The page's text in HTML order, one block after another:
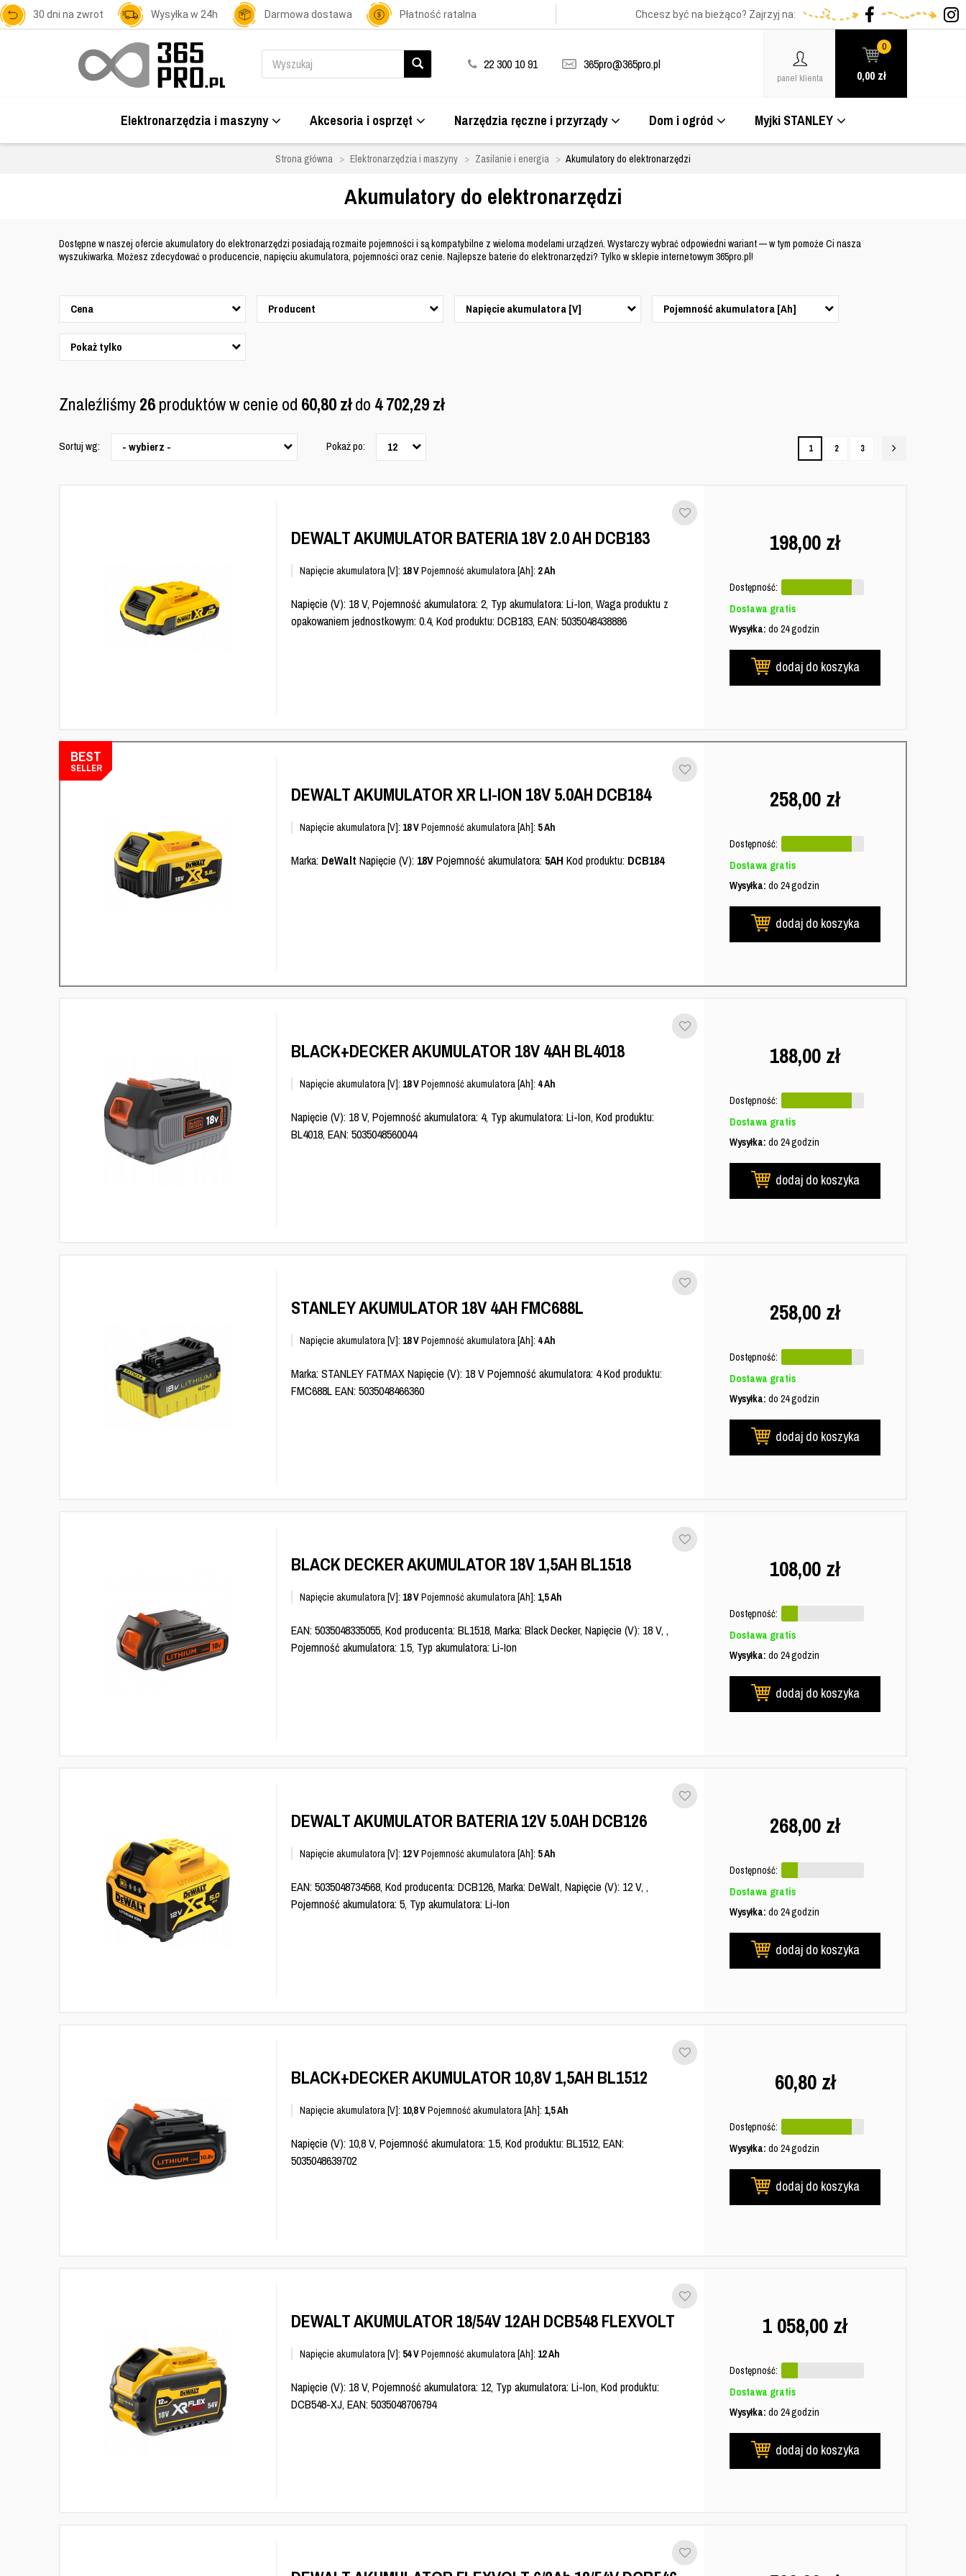
30 dni na zwrot Wysyłka w 24h Darmowa dostawa Płatność ratalna Chcesz być na bieżąco? Zajrzyj na:
22 300 10 91 365pro@365pro.pl
panel klienta
0
0,00 zł
Elektronarzędzia i maszyny Akcesoria i osprzęt Narzędzia ręczne i przyrządy Dom i ogród Myjki STANLEY
Strona główna Elektronarzędzia i maszyny Zasilanie i energia Akumulatory do elektronarzędzi
Akumulatory do elektronarzędzi
Dostępne w naszej ofercie akumulatory do elektronarzędzi posiadają rozmaite pojemności i są kompatybilne z wieloma modelami urządzeń. Wystarczy wybrać odpowiedni wariant — w tym pomoże Ci nasza
wyszukiwarka. Możesz zdecydować o producencie, napięciu akumulatora, pojemności oraz cenie. Najlepsze baterie do elektronarzędzi? Tylko w sklepie internetowym 365pro.pl!
Cena Producent Napięcie akumulatora [V] Pojemność akumulatora [Ah]
Pokaż tylko
Znaleźliśmy26produktów w cenie od 60,80złdo 4 702,29zł
Sortuj wg: - wybierz - Pokaż po: 12 1 2 3
DEWALT AKUMULATOR BATERIA 18V 2.0 AH DCB183
Napięcie akumulatora [V]: 18 VPojemność akumulatora [Ah]: 2 Ah
Napięcie (V): 18 V, Pojemność akumulatora: 2, Typ akumulatora: Li-Ion, Waga produktu z
opakowaniem jednostkowym: 0.4, Kod produktu: DCB183, EAN: 5035048438886
198,00 zł
Dostępność:
Dostawa gratis
Wysyłka: do 24 godzin
dodaj do koszyka
BEST
SELLER
DEWALT AKUMULATOR XR LI-ION 18V 5.0AH DCB184
Napięcie akumulatora [V]: 18 VPojemność akumulatora [Ah]: 5 Ah
Marka: DeWalt Napięcie (V): 18VPojemność akumulatora: 5AH Kod produktu: DCB184
258,00 zł
Dostępność:
Dostawa gratis
Wysyłka: do 24 godzin
dodaj do koszyka
BLACK+DECKER AKUMULATOR 18V 4AH BL4018
Napięcie akumulatora [V]: 18 VPojemność akumulatora [Ah]: 4 Ah
Napięcie (V): 18 V, Pojemność akumulatora: 4, Typ akumulatora: Li-Ion, Kod produktu:
BL4018, EAN: 5035048560044
188,00 zł
Dostępność:
Dostawa gratis
Wysyłka: do 24 godzin
dodaj do koszyka
STANLEY AKUMULATOR 18V 4AH FMC688L
Napięcie akumulatora [V]: 18 VPojemność akumulatora [Ah]: 4 Ah
Marka: STANLEY FATMAX Napięcie (V): 18 V Pojemność akumulatora: 4 Kod produktu:
FMC688L EAN: 5035048466360
258,00 zł
Dostępność:
Dostawa gratis
Wysyłka: do 24 godzin
dodaj do koszyka
BLACK DECKER AKUMULATOR 18V 1,5AH BL1518
Napięcie akumulatora [V]: 18 VPojemność akumulatora [Ah]: 1,5 Ah
EAN: 5035048335055, Kod producenta: BL1518, Marka: Black Decker, Napięcie (V): 18 V, ,
Pojemność akumulatora: 1.5, Typ akumulatora: Li-Ion
108,00 zł
Dostępność:
Dostawa gratis
Wysyłka: do 24 godzin
dodaj do koszyka
DEWALT AKUMULATOR BATERIA 12V 5.0AH DCB126
Napięcie akumulatora [V]: 12 VPojemność akumulatora [Ah]: 5 Ah
EAN: 5035048734568, Kod producenta: DCB126, Marka: DeWalt, Napięcie (V): 12 V, ,
Pojemność akumulatora: 5, Typ akumulatora: Li-Ion
268,00 zł
Dostępność:
Dostawa gratis
Wysyłka: do 24 godzin
dodaj do koszyka
BLACK+DECKER AKUMULATOR 10,8V 1,5AH BL1512
Napięcie akumulatora [V]: 10,8 VPojemność akumulatora [Ah]: 1,5 Ah
Napięcie (V): 10,8 V, Pojemność akumulatora: 1.5, Kod produktu: BL1512, EAN:
5035048639702
60,80 zł
Dostępność:
Wysyłka: do 24 godzin
dodaj do koszyka
DEWALT AKUMULATOR 18/54V 12AH DCB548 FLEXVOLT
Napięcie akumulatora [V]: 54 VPojemność akumulatora [Ah]: 12 Ah
Napięcie (V): 18 V, Pojemność akumulatora: 12, Typ akumulatora: Li-Ion, Kod produktu:
DCB548-XJ, EAN: 5035048706794
1 058,00 zł
Dostępność:
Dostawa gratis
Wysyłka: do 24 godzin
dodaj do koszyka